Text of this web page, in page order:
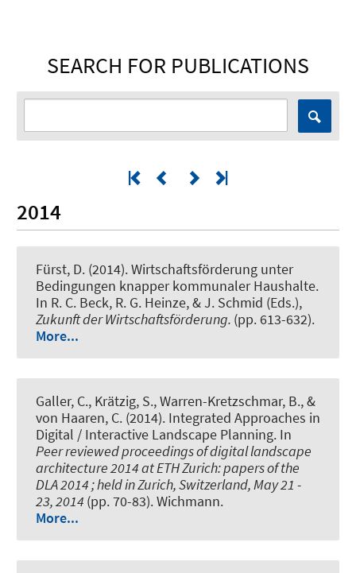
SEARCH FOR PUBLICATIONS
2014
Fürst, D. (2014).Wirtschaftsförderung unter
Bedingungen knapper kommunaler Haushalte.
In R. C. Beck, R. G. Heinze, & J. Schmid (Eds.),
Zukunft der Wirtschaftsförderung. (pp. 613-632).
More...
Galler, C., Krätzig, S., Warren-Kretzschmar, B., &
von Haaren, C. (2014). Integrated Approaches in
Digital / Interactive Landscape Planning. In
Peer reviewed proceedings of digital landscape
architecture 2014 at ETH Zurich: papers of the
DLA 2014 ; held in Zurich, Switzerland, May 21 -
23, 2014 (pp. 70-83). Wichmann.
More...